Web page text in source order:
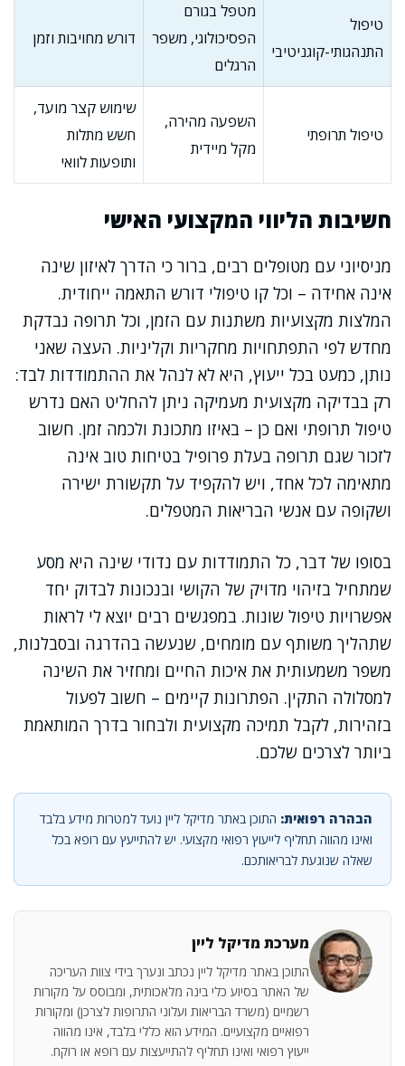
טיפול
התנהגותי-קוגניטיבי
מטפל בגורם
הפסיכולוגי, משפר
הרגלים
דורש מחויבות וזמן
טיפול תרופתי
השפעה מהירה,
מקל מיידית
שימוש קצר מועד,
חשש מתלות
ותופעות לוואי
חשיבות הליווי המקצועי האישי
מניסיוני עם מטופלים רבים, ברור כי הדרך לאיזון שינה
אינה אחידה – וכל קו טיפולי דורש התאמה ייחודית.
המלצות מקצועיות משתנות עם הזמן, וכל תרופה נבדקת
מחדש לפי התפתחויות מחקריות וקליניות. העצה שאני
נותן, כמעט בכל ייעוץ, היא לא לנהל את ההתמודדות לבד:
רק בבדיקה מקצועית מעמיקה ניתן להחליט האם נדרש
טיפול תרופתי ואם כן – באיזו מתכונת ולכמה זמן. חשוב
לזכור שגם תרופה בעלת פרופיל בטיחות טוב אינה
מתאימה לכל אחד, ויש להקפיד על תקשורת ישירה
ושקופה עם אנשי הבריאות המטפלים.
בסופו של דבר, כל התמודדות עם נדודי שינה היא מסע
שמתחיל בזיהוי מדויק של הקושי ובנכונות לבדוק יחד
אפשרויות טיפול שונות. במפגשים רבים יוצא לי לראות
שתהליך משותף עם מומחים, שנעשה בהדרגה ובסבלנות,
משפר משמעותית את איכות החיים ומחזיר את השינה
למסלולה התקין. הפתרונות קיימים – חשוב לפעול
בזהירות, לקבל תמיכה מקצועית ולבחור בדרך המותאמת
ביותר לצרכים שלכם.
הבהרה רפואית: התוכן באתר מדיקל ליין נועד למטרות מידע בלבד
ואינו מהווה תחליף לייעוץ רפואי מקצועי. יש להתייעץ עם רופא בכל
שאלה שנוגעת לבריאותכם.
מערכת מדיקל ליין
התוכן באתר מדיקל ליין נכתב ונערך בידי צוות העריכה
של האתר בסיוע כלי בינה מלאכותית, ומבוסס על מקורות
רשמיים (משרד הבריאות ועלוני התרופות לצרכן) ומקורות
רפואיים מקצועיים. המידע הוא כללי בלבד, אינו מהווה
ייעוץ רפואי ואינו תחליף להתייעצות עם רופא או רוקח.